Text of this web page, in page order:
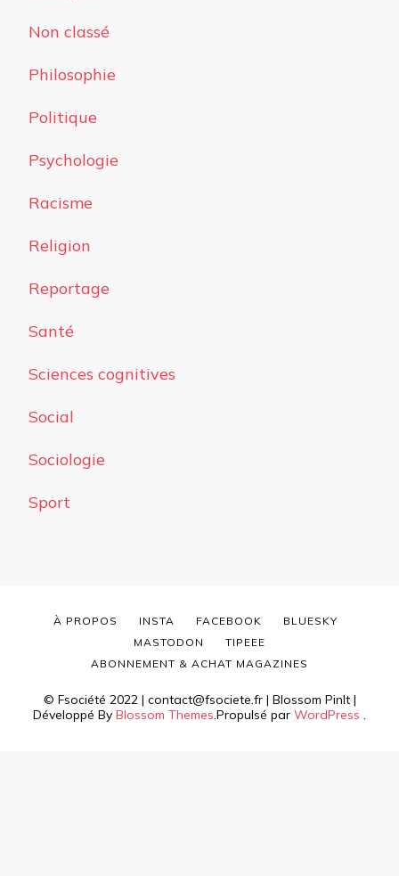
Non classé
Philosophie
Politique
Psychologie
Racisme
Religion
Reportage
Santé
Sciences cognitives
Social
Sociologie
Sport
© Fsociété 2022 | contact@fsociete.fr | Blossom PinIt |
Développé By Blossom Themes.Propulsé par WordPress .
À PROPOS INSTA FACEBOOK
BLUESKY
MASTODON
TIPEEE
ABONNEMENT & ACHAT MAGAZINES